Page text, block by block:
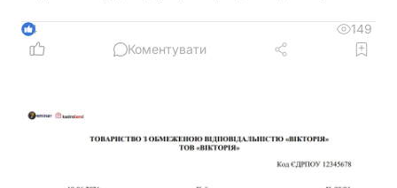
4
149
Коментувати